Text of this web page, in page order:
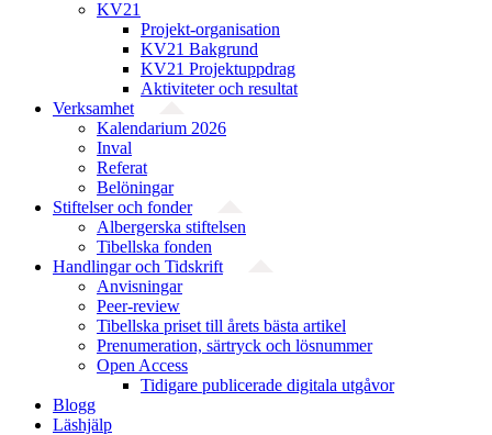
KV21
Projekt-organisation
KV21 Bakgrund
KV21 Projektuppdrag
Aktiviteter och resultat
Verksamhet
Kalendarium 2026
Inval
Referat
Belöningar
Stiftelser och fonder
Albergerska stiftelsen
Tibellska fonden
Handlingar och Tidskrift
Anvisningar
Peer-review
Tibellska priset till årets bästa artikel
Prenumeration, särtryck och lösnummer
Open Access
Tidigare publicerade digitala utgåvor
Blogg
Läshjälp